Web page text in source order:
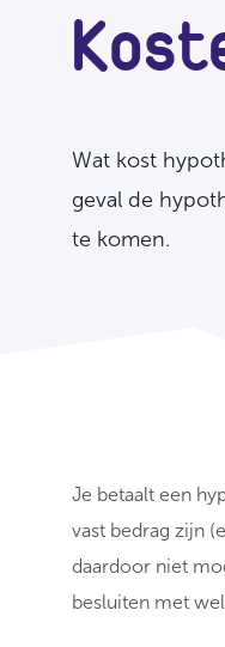
Wat kost
geval de
te komen.
Je betaalt een
vast bedrag zijn
daardoor niet
besluiten met